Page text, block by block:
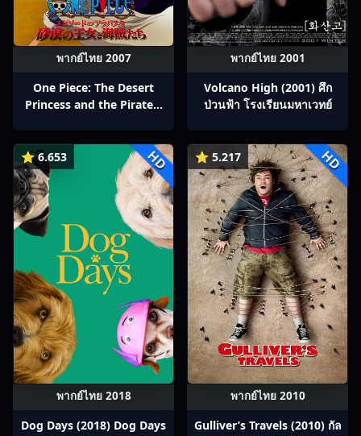
พากย์ไทย 2007
One Piece: The Desert
Princess and the Pirates:
เจ้าหญิงแห่งทะเลทรายและ
โจรสลัด
พากย์ไทย 2001
Volcano High (2001) ศึก
ป่วนฟ้า โรงเรียนมหาเวทย์
⭐ 6.653 HD
พากย์ไทย 2018
Dog Days (2018) Dog Days
⭐ 5.217 HD
พากย์ไทย 2010
Gulliver’s Travels (2010) กัล